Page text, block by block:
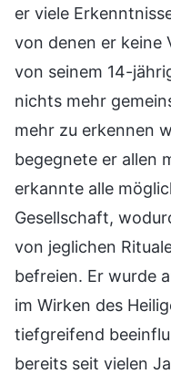
er viele
von denen er keine
von seinem 14-
nichts mehr
mehr zu erkennen
begegnete er allen
erkannte alle
Gesellschaft,
von jeglichen
befreien. Er wurde
im Wirken des
tiefgreifend
bereits seit vielen